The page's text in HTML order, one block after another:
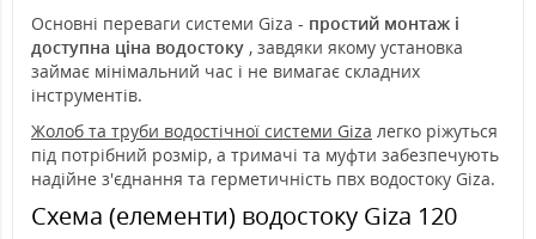
Основні переваги системи Giza - простий монтаж і
доступна ціна водостоку , завдяки якому установка
займає мінімальний час і не вимагає складних
інструментів.
Жолоб та труби водостічної системи Giza легко ріжуться
під потрібний розмір, а тримачі та муфти забезпечують
надійне з'єднання та герметичність пвх водостоку Giza.
Схема (елементи) водостоку Giza 120